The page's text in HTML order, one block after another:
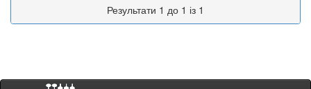
Результати 1 до 1 із 1